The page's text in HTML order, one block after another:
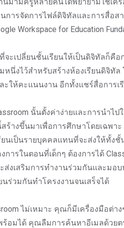
ารจัดการไฟล์ดิจิทัลและการสื่อส
Workspace for Education
ะเปลี่ยนชั้นเรียนให้เป็นดิจิทัลก็คือ
นึ่งไว้สำหรับสร้างห้องเรียนดิจิทัล
ะให้คะแนนงาน อีกทั้งแชร์สื่อการเ
นั้นตั้งค่าง่ายและการนำไ
ร้างขึ้นมาเพื่อการศึกษาโดยเฉพา
นเป็นรายบุคคลแทนที่จะส่งให้ทั้ง
การในตอนที่เด็กๆ ต้องการได้
ส่งเสริมการทำงานร่วมกันและมอ
นร่วมกันทำโครงงานจนเสร็จได้
ไม่เหมาะ คุณก็มีเครื่องมือต่
ร้อมได้ คุณลืมการค้นหาอีเมลด้วยต